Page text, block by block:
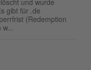
und wurde
gibt für .de
(Redemption
w...